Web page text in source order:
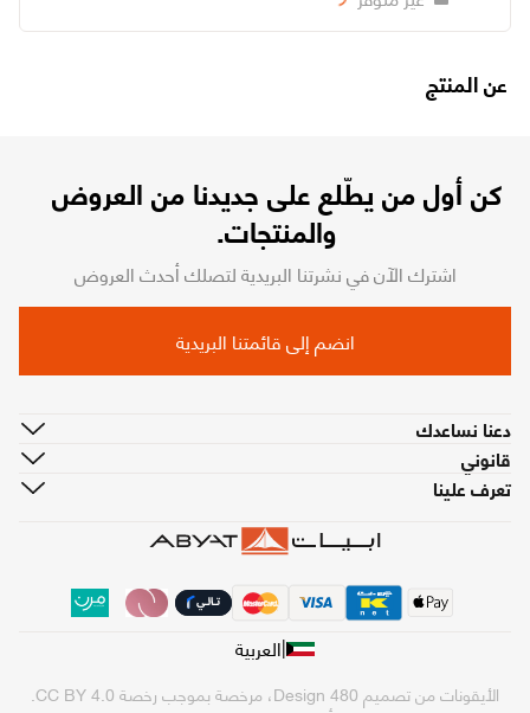
Loading...
عن المنتج
كن أول من يطّلع على جديدنا من العروض
والمنتجات.
اشترك الآن في نشرتنا البريدية لتصلك أحدث العروض
انضم إلى قائمتنا البريدية
دعنا نساعدك
قانوني
تعرف علينا
|العربية
الأيقونات من تصميم ، مرخصة بموجب رخصة .